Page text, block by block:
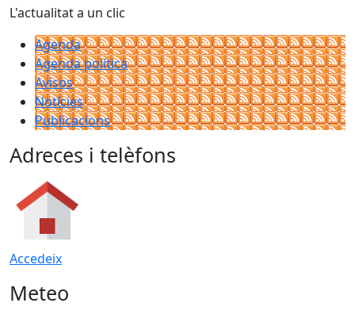
L'actualitat a un clic
Agenda
Agenda política
Avisos
Notícies
Publicacions
Adreces i telèfons
Accedeix
Meteo